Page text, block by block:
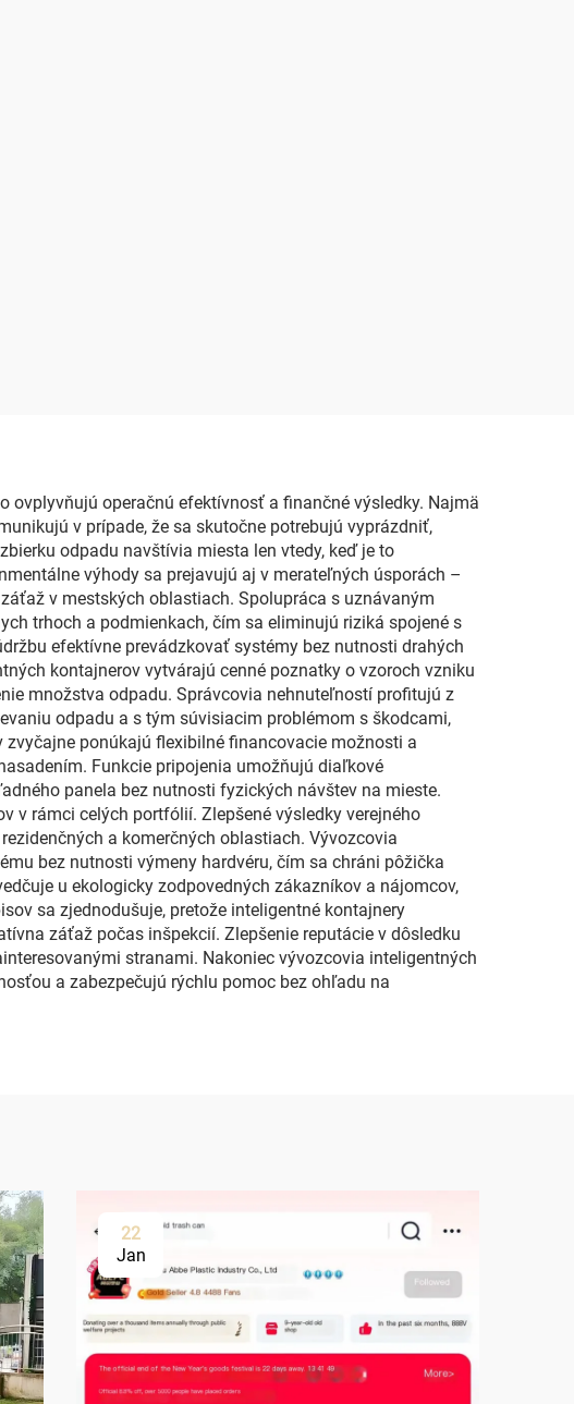
ovplyvňujú operačnú efektívnosť a finančné výsledky. Najmä
v prípade, že sa skutočne potrebujú vyprázdniť,
odpadu navštívia miesta len vtedy, keď je to
výhody sa prejavujú aj v merateľných úsporách –
v mestských oblastiach. Spolupráca s uznávaným
trhoch a podmienkach, čím sa eliminujú riziká spojené s
efektívne prevádzkovať systémy bez nutnosti drahých
kontajnerov vytvárajú cenné poznatky o vzoroch vzniku
množstva odpadu. Správcovia nehnuteľností profitujú z
odpadu a s tým súvisiacim problémom s škodcami,
ponúkajú flexibilné financovacie možnosti a
Funkcie pripojenia umožňujú diaľkové
panela bez nutnosti fyzických návštev na mieste.
v rámci celých portfólií. Zlepšené výsledky verejného
a komerčných oblastiach. Vývozcovia
bez nutnosti výmeny hardvéru, čím sa chráni pôžička
u ekologicky zodpovedných zákazníkov a nájomcov,
sa zjednodušuje, pretože inteligentné kontajnery
záťaž počas inšpekcií. Zlepšenie reputácie v dôsledku
stranami. Nakoniec vývozcovia inteligentných
a zabezpečujú rýchlu pomoc bez ohľadu na
22
Jan